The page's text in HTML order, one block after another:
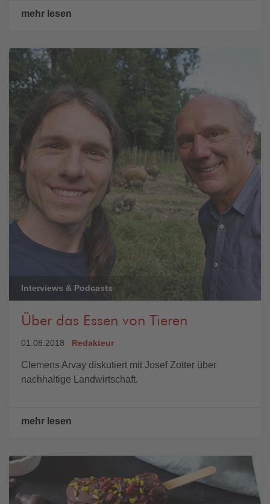
mehr lesen
Interviews & Podcasts
Über das Essen von Tieren
01.08.2018 Redakteur
Clemens Arvay diskutiert mit Josef Zotter über
nachhaltige Landwirtschaft.
mehr lesen